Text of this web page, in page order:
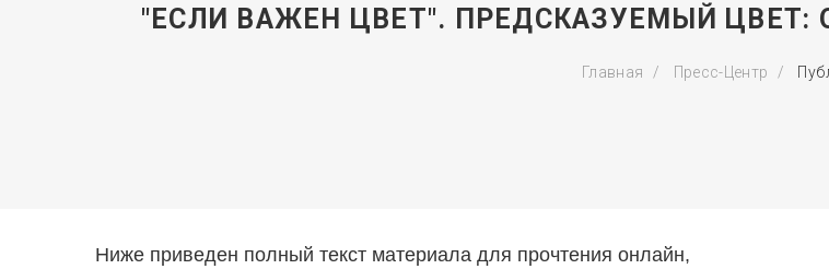
"ЕСЛИ ВАЖЕН ЦВЕТ". ПРЕДСКАЗУЕМЫЙ ЦВЕТ:
Главная Пресс-Центр
Ниже приведен полный текст материала для прочтения онлайн,